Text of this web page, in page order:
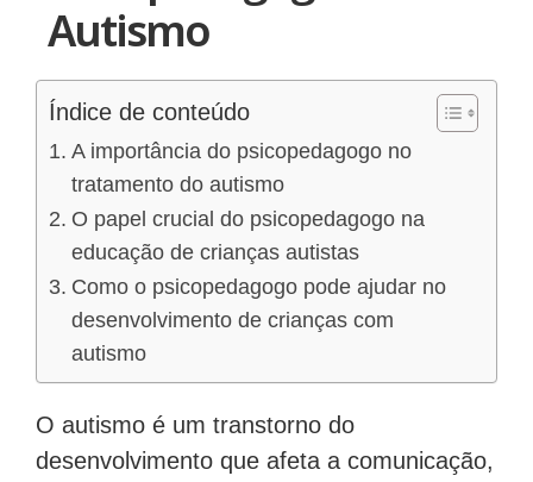
Autismo
Índice de conteúdo
A importância do psicopedagogo no
tratamento do autismo
O papel crucial do psicopedagogo na
educação de crianças autistas
Como o psicopedagogo pode ajudar no
desenvolvimento de crianças com
autismo
O autismo é um transtorno do
desenvolvimento que afeta a comunicação,